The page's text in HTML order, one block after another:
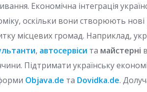
Економічна інтеграція
оскільки вони створюють нові
місцевих громад. Наприклад,
, автосервіси та майстерні
Підтримати українську
Objava.de та Dovidka.de.